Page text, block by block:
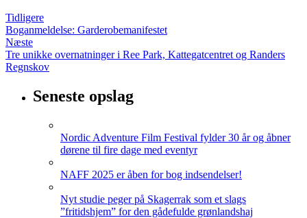
Tidligere
Boganmeldelse: Garderobemanifestet
Næste
Tre unikke overnatninger i Ree Park, Kattegatcentret og Randers
Regnskov
Seneste opslag
Nordic Adventure Film Festival fylder 30 år og åbner
dørene til fire dage med eventyr
NAFF 2025 er åben for bog indsendelser!
Nyt studie peger på Skagerrak som et slags
”fritidshjem” for den gådefulde grønlandshaj